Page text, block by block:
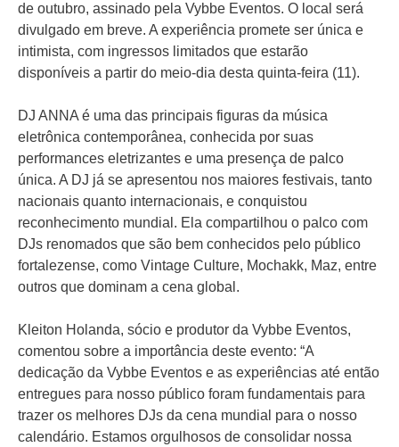
de outubro, assinado pela Vybbe Eventos. O local será
divulgado em breve. A experiência promete ser única e
intimista, com ingressos limitados que estarão
disponíveis a partir do meio-dia desta quinta-feira (11).
DJ ANNA é uma das principais figuras da música
eletrônica contemporânea, conhecida por suas
performances eletrizantes e uma presença de palco
única. A DJ já se apresentou nos maiores festivais, tanto
nacionais quanto internacionais, e conquistou
reconhecimento mundial. Ela compartilhou o palco com
DJs renomados que são bem conhecidos pelo público
fortalezense, como Vintage Culture, Mochakk, Maz, entre
outros que dominam a cena global.
Kleiton Holanda, sócio e produtor da Vybbe Eventos,
comentou sobre a importância deste evento: “A
dedicação da Vybbe Eventos e as experiências até então
entregues para nosso público foram fundamentais para
trazer os melhores DJs da cena mundial para o nosso
calendário. Estamos orgulhosos de consolidar nossa